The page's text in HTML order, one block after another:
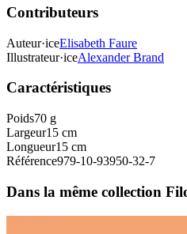
Contributeurs
Auteur·iceElisabeth Faure
Illustrateur·iceAlexander Brand
Caractéristiques
Poids70 g
Largeur15 cm
Longueur15 cm
Référence979-10-93950-32-7
Dans la même collection